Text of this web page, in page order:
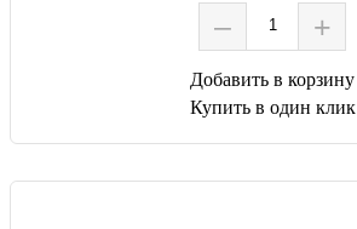
– +
Добавить в корзину
Купить в один клик